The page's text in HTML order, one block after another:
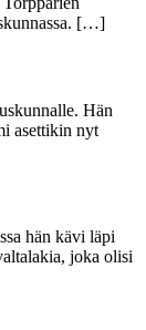
[…]
Hän
asettikin nyt
hän kävi läpi
joka olisi